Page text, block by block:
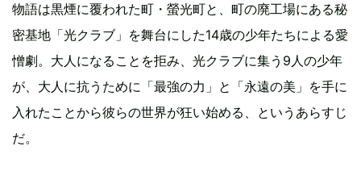
物語は黒煙に覆われた町・螢光町と、町の廃工場にある秘
密基地「光クラブ」を舞台にした14歳の少年たちによる愛
憎劇。大人になることを拒み、光クラブに集う9人の少年
が、大人に抗うために「最強の力」と「永遠の美」を手に
入れたことから彼らの世界が狂い始める、というあらすじ
だ。